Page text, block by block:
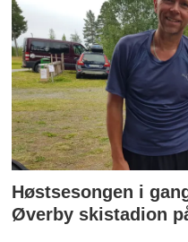
Høstsesongen i
Øverby skistadion